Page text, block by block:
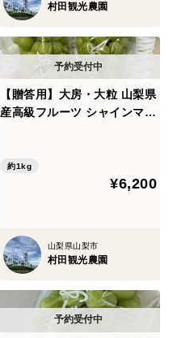
村田観光農園
【贈答用】大房・大粒 山梨県
産高級フルーツ シャインマス
約1kg
¥6,200
山梨県山梨市
村田観光農園